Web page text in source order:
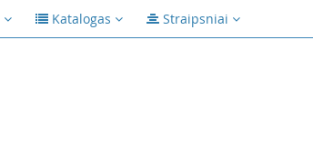
Katalogas Straipsniai